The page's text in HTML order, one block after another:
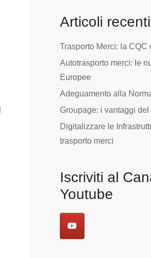
Articoli recenti
Trasporto Merci: la CQC
Autotrasporto merci: le
Europee
Adeguamento alla
Groupage: i vantaggi
Digitalizzare le
trasporto merci
Iscriviti al
Youtube